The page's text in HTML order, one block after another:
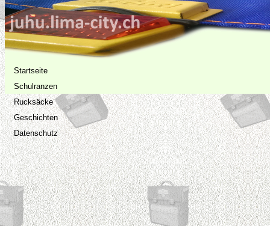
Startseite
Schulranzen
Rucksäcke
Geschichten
Datenschutz